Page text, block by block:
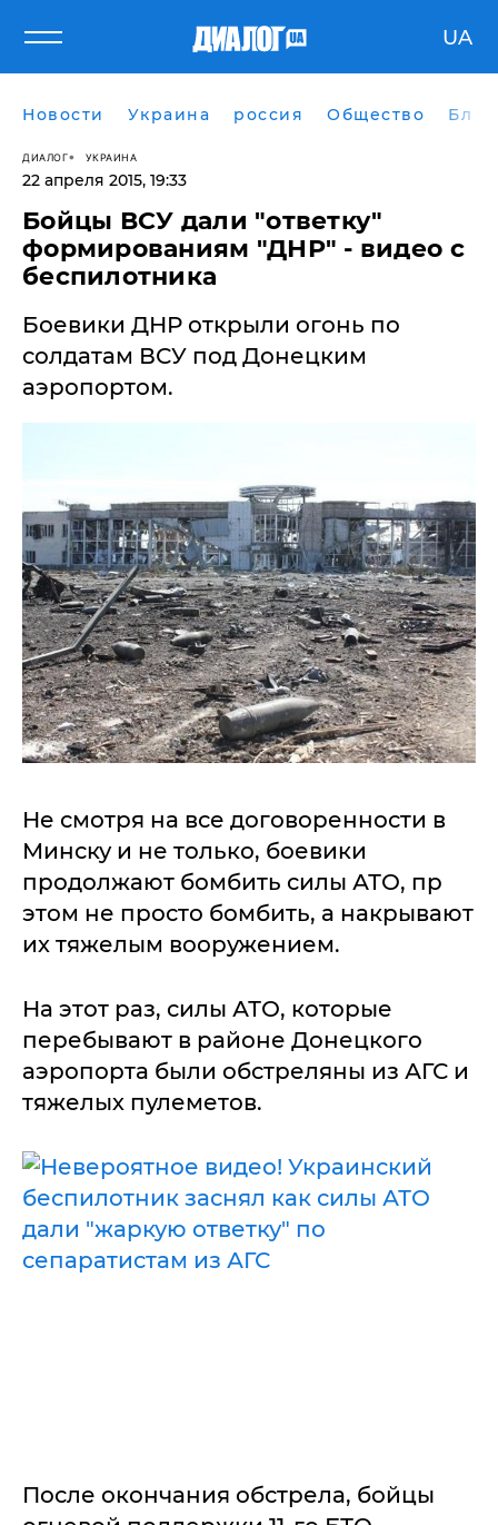
UA
Новости Украина россия Общество
ДИАЛОГ УКРАИНА
22 апреля 2015, 19:33
Бойцы ВСУ дали "ответку"
формированиям "ДНР" - видео с
беспилотника
Боевики ДНР открыли огонь по
солдатам ВСУ под Донецким
аэропортом.
Не смотря на все договоренности в
Минску и не только, боевики
продолжают бомбить силы АТО, пр
этом не просто бомбить, а накрывают
их тяжелым вооружением.
На этот раз, силы АТО, которые
перебывают в районе Донецкого
аэропорта были обстреляны из АГС и
тяжелых пулеметов.
После окончания обстрела, бойцы